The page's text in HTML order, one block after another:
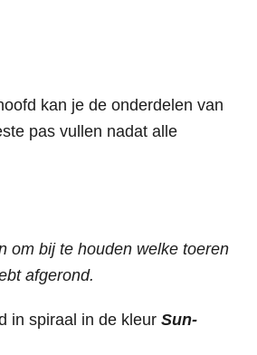
kan je de onderdelen van
pas vullen nadat alle
om bij te houden welke toeren
afgerond.
in spiraal in de kleur Sun-